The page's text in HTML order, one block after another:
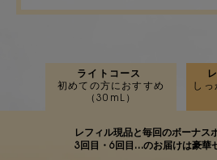
ライトコース
初めての方におすすめ
（30mL）
し
レフィル現品と毎回のボーナス
3回目・6回目…のお届けは豪華